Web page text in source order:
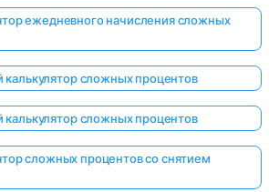
ежедневного начисления сложных
калькулятор сложных процентов
калькулятор сложных процентов
сложных процентов со снятием